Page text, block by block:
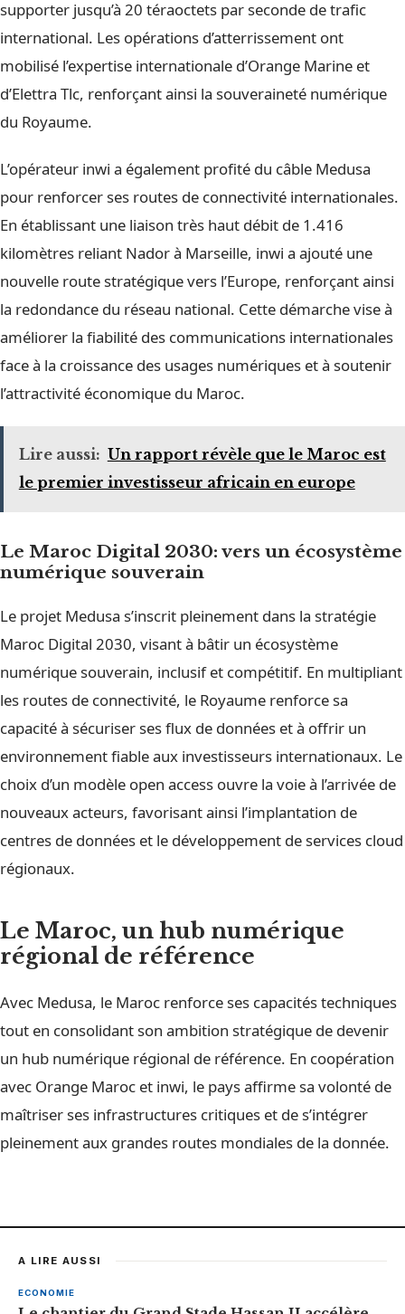
supporter jusqu’à 20 téraoctets par seconde de trafic
international. Les opérations d’atterrissement ont
mobilisé l’expertise internationale d’Orange Marine et
d’Elettra Tlc, renforçant ainsi la souveraineté numérique
du Royaume.
L’opérateur inwi a également profité du câble Medusa
pour renforcer ses routes de connectivité internationales.
En établissant une liaison très haut débit de 1.416
kilomètres reliant Nador à Marseille, inwi a ajouté une
nouvelle route stratégique vers l’Europe, renforçant ainsi
la redondance du réseau national. Cette démarche vise à
améliorer la fiabilité des communications internationales
face à la croissance des usages numériques et à soutenir
l’attractivité économique du Maroc.
Lire aussi: Un rapport révèle que le Maroc est
le premier investisseur africain en europe
Le Maroc Digital 2030: vers un écosystème
numérique souverain
Le projet Medusa s’inscrit pleinement dans la stratégie
Maroc Digital 2030, visant à bâtir un écosystème
numérique souverain, inclusif et compétitif. En multipliant
les routes de connectivité, le Royaume renforce sa
capacité à sécuriser ses flux de données et à offrir un
environnement fiable aux investisseurs internationaux. Le
choix d’un modèle open access ouvre la voie à l’arrivée de
nouveaux acteurs, favorisant ainsi l’implantation de
centres de données et le développement de services cloud
régionaux.
Le Maroc, un hub numérique
régional de référence
Avec Medusa, le Maroc renforce ses capacités techniques
tout en consolidant son ambition stratégique de devenir
un hub numérique régional de référence. En coopération
avec Orange Maroc et inwi, le pays affirme sa volonté de
maîtriser ses infrastructures critiques et de s’intégrer
pleinement aux grandes routes mondiales de la donnée.
A LIRE AUSSI
ECONOMIE